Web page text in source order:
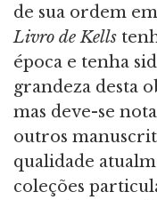
de sua ordem
Livro de Kells
época e tenha
grandeza desta
mas deve-se
outros
qualidade
coleções